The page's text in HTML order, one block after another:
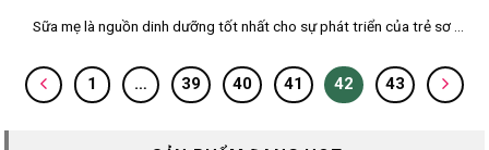
Sữa mẹ là nguồn dinh dưỡng tốt nhất cho sự phát triển của trẻ sơ ...
1 … 39 40 41 42 43